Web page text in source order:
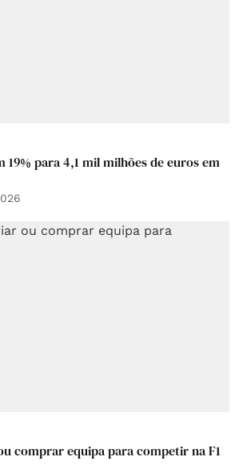
19% para 4,1 mil milhões de euros em
comprar equipa para competir na F1